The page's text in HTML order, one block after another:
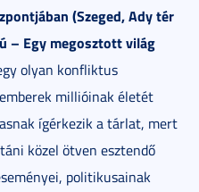
(Szeged, Ady tér
– Egy megosztott világ
olyan konfliktus
millióinak életét
ígérkezik a tárlat, mert
közel ötven esztendő
politikusainak